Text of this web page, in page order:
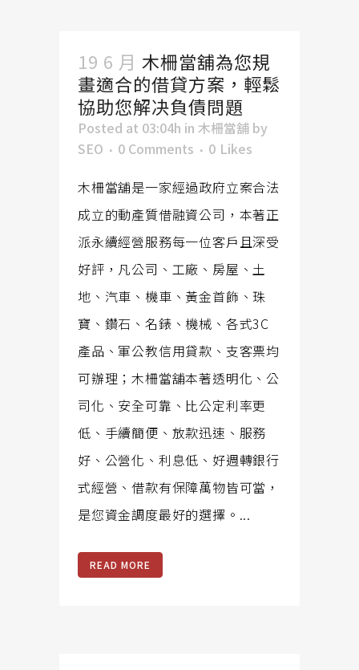
19 6 月 木柵當舖為您規
畫適合的借貸方案，輕鬆
協助您解决負債問題
Posted at 03:04h in 木柵當舖 by
SEO
0 Comments 0 Likes
木柵當舖是一家經過政府立案合法
成立的動產質借融資公司，本著正
派永續經營服務每一位客戶且深受
好評，凡公司、工廠、房屋、土
地、汽車、機車、黃金首飾、珠
寶、鑽石、名錶、機械、各式3C
產品、軍公教信用貸款、支客票均
可辦理；木柵當舖本著透明化、公
司化、安全可靠、比公定利率更
低、手續簡便、放款迅速、服務
好、公營化、利息低、好週轉銀行
式經營、借款有保障萬物皆可當，
是您資金調度最好的選擇。...
READ MORE